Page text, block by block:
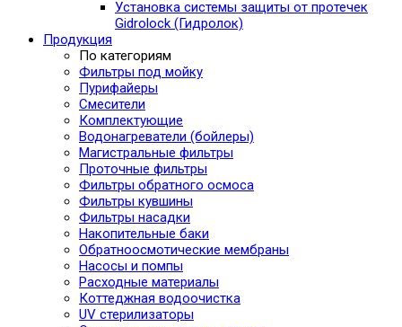
Установка системы защиты от протечек
Gidrolock (Гидролок)
Продукция
По категориям
Фильтры под мойку
Пурифайеры
Смесители
Комплектующие
Водонагреватели (бойлеры)
Магистральные фильтры
Проточные фильтры
Фильтры обратного осмоса
Фильтры кувшины
Фильтры насадки
Накопительные баки
Обратноосмотические мембраны
Насосы и помпы
Расходные материалы
Коттеджная водоочистка
UV стерилизаторы